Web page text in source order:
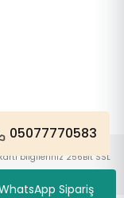
Sipariş
05077770583
bilgileriniz 256Bit SSL